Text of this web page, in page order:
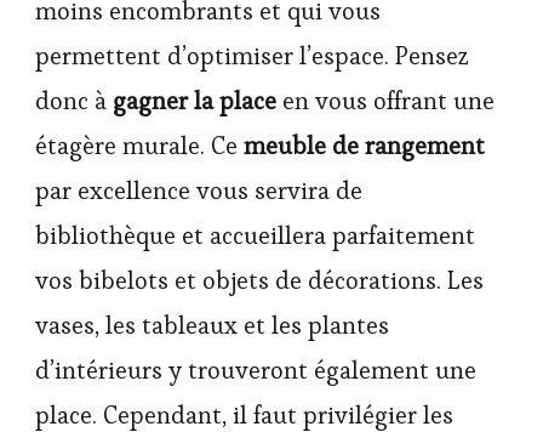
moins encombrants et qui vous
permettent d’optimiser l’espace. Pensez
donc à gagner la place en vous offrant une
étagère murale. Ce meuble de rangement
par excellence vous servira de
bibliothèque et accueillera parfaitement
vos bibelots et objets de décorations. Les
vases, les tableaux et les plantes
d’intérieurs y trouveront également une
place. Cependant, il faut privilégier les